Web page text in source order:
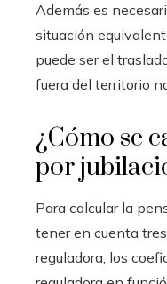
Además es
situación
puede ser el
fuera del territorio
¿Cómo se
por
Para calcular la
tener en cuenta
reguladora, los